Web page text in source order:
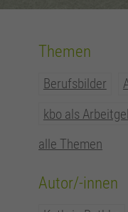
Themen
Berufsbilder
kbo als
alle Themen
Autor/-innen